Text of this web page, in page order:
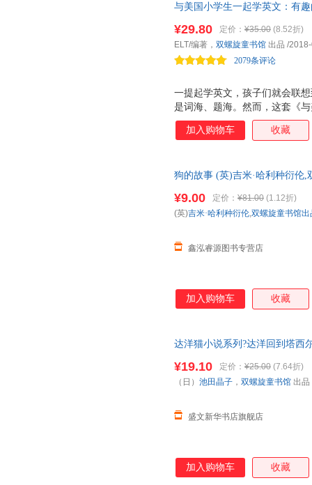
与美国小学生一起学英文：有
然会爱上英语。每周5天、每天
学生一样学英语！新东方名师
一提起学英文，孩子们就会联
是词海、题海。然而，这套《
却与众不同： 1. 内容丰富有趣
一二年级课本中选出的，有趣
大，孩子们只要看了短文就会
采用了小开本、文艺范的书封
孩子们在读书的过程中不会感
¥29.80 定价： ¥35.00 (8.52折)
2079条评论
ELT/编著， 双螺旋童书馆 出品 /
加入购物车 收藏
狗的故事 (英)吉米·哈利种衍伦
¥9.00 定价： ¥81.00 (1.12折)
鑫泓睿源图书专营店
(英)吉米·哈利种衍伦,双螺旋童书馆出
加入购物车 收藏
达洋猫小说系列?达洋回到塔西
¥19.10 定价： ¥25.00 (7.64折)
盛文新华书店旗舰店
（日） 池田晶子 ， 双螺旋童书馆 出品
加入购物车 收藏